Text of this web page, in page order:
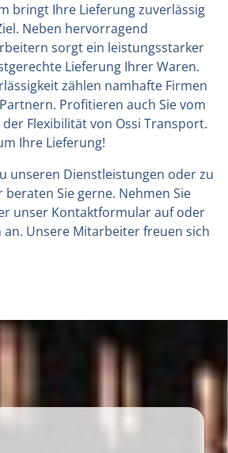
bringt Ihre Lieferung zuverlässig
Neben hervorragend
sorgt ein leistungsstarker
Lieferung Ihrer Waren.
zählen namhafte Firmen
Profitieren auch Sie vom
Flexibilität von Ossi Transport.
Ihre Lieferung!
unseren Dienstleistungen oder zu
beraten Sie gerne. Nehmen Sie
unser Kontaktformular auf oder
an. Unsere Mitarbeiter freuen sich